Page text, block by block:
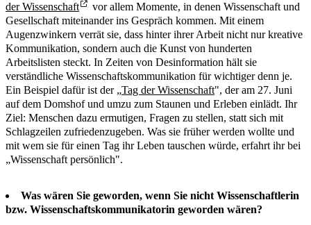
der Wissenschaft
vor allem Momente, in denen Wissenschaft und
Gesellschaft miteinander ins Gespräch kommen. Mit einem
Augenzwinkern verrät sie, dass hinter ihrer Arbeit nicht nur kreative
Kommunikation, sondern auch die Kunst von hunderten
Arbeitslisten steckt. In Zeiten von Desinformation hält sie
verständliche Wissenschaftskommunikation für wichtiger denn je.
Ein Beispiel dafür ist der „Tag der Wissenschaft", der am 27. Juni
auf dem Domshof und umzu zum Staunen und Erleben einlädt. Ihr
Ziel: Menschen dazu ermutigen, Fragen zu stellen, statt sich mit
Schlagzeilen zufriedenzugeben. Was sie früher werden wollte und
mit wem sie für einen Tag ihr Leben tauschen würde, erfahrt ihr bei
„Wissenschaft persönlich".
Was wären Sie geworden, wenn Sie nicht Wissenschaftlerin
bzw. Wissenschaftskommunikatorin geworden wären?